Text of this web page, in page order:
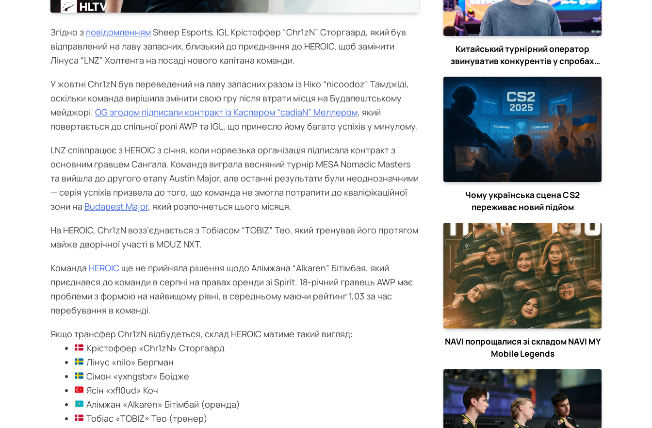
Згідно з повідомленнямSheep Esports, IGL Крістоффер “⁠Chr1zN⁠” Сторгаард, який був
відправлений на лаву запасних, близький до приєднання до HEROIC, щоб замінити
Лінуса “⁠LNZ⁠” Холтенга на посаді нового капітана команди.
У жовтні Chr1zN був переведений на лаву запасних разом із Ніко “⁠nicoodoz⁠” Тамджіді,
оскільки команда вирішила змінити свою гру після втрати місця на Будапештському
мейджорі. OG згодом підписали контракт із Каспером “⁠cadiaN⁠” Меллером, який
повертається до спільної ролі AWP та IGL, що принесло йому багато успіхів у минулому.
LNZ співпрацює з HEROIC з січня, коли норвезька організація підписала контракт з
основним гравцем Сангала. Команда виграла весняний турнір MESA Nomadic Masters
та вийшла до другого етапу Austin Major, але останні результати були неоднозначними
— серія успіхів призвела до того, що команда не змогла потрапити до кваліфікаційної
зони на Budapest Major, який розпочнеться цього місяця.
На HEROIC, Chr1zN возз’єднається з Тобіасом “⁠TOBIZ⁠” Тео, який тренував його протягом
майже дворічної участі в MOUZ NXT.
Команда HEROIC ще не прийняла рішення щодо Алімжана “⁠Alkaren⁠” Бітімбая, який
приєднався до команди в серпні на правах оренди зі Spirit. 18-річний гравець AWP має
проблеми з формою на найвищому рівні, в середньому маючи рейтинг 1,03 за час
перебування в команді.
Якщо трансфер Chr1zN відбудеться, склад HEROIC матиме такий вигляд:
Крістоффер «⁠Chr1zN⁠» Сторгаард
Лінус «⁠nilo⁠» Бергман
Сімон «⁠yxngstxr⁠» Боідже
Ясін «⁠xfl0ud⁠» Коч
Алімжан «⁠Alkaren⁠» Бітімбай (оренда)
Тобіас «⁠TOBIZ⁠» Тео (тренер)
Китайський турнірний оператор
звинуватив конкурентів у спробах
Чому українська сцена CS2
переживає новий підйом
NAVI попрощалися зі складом NAVI MY
Mobile Legends